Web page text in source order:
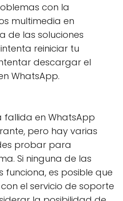
con la
multimedia en
de las soluciones
reiniciar tu
descargar el
WhatsApp.
fallida en WhatsApp
pero hay varias
probar para
Si ninguna de las
funciona, es posible que
el servicio de soporte